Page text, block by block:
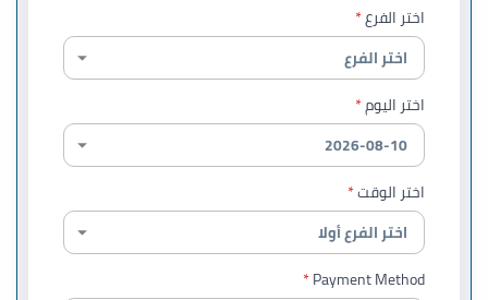
اختر الفرع
اختر اليوم
اختر الوقت
Payment Method